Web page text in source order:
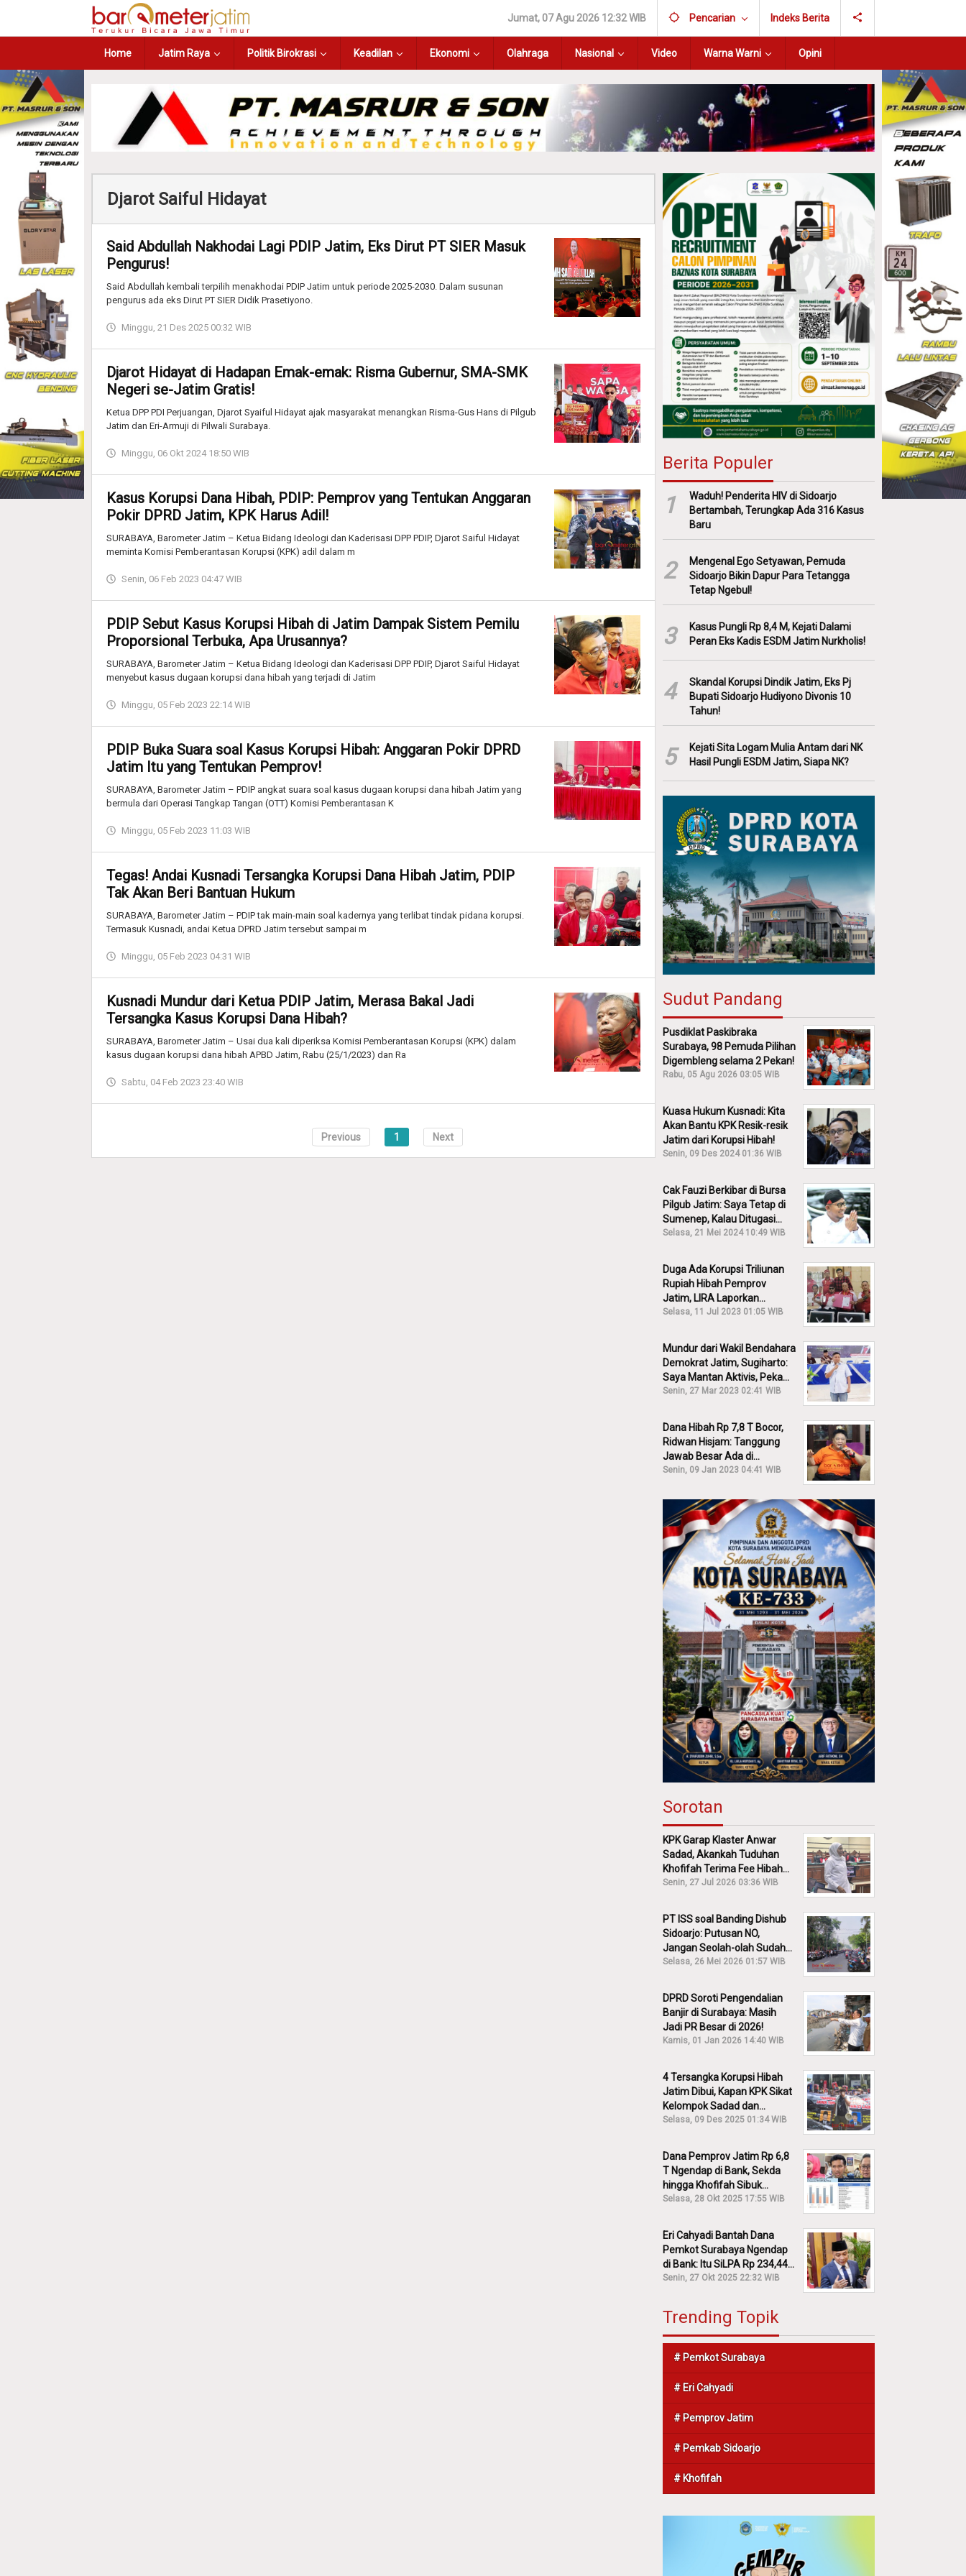
Jumat, 07 Agu 2026 12:32 WIB Pencarian Indeks Berita
Home Jatim Raya Politik Birokrasi Keadilan Ekonomi Olahraga Nasional Video Warna Warni Opini
Djarot Saiful Hidayat
Said Abdullah Nakhodai Lagi PDIP Jatim, Eks Dirut PT SIER Masuk
Pengurus!
Said Abdullah kembali terpilih menakhodai PDIP Jatim untuk periode 2025-2030. Dalam susunan
pengurus ada eks Dirut PT SIER Didik Prasetiyono.
Minggu, 21 Des 2025 00:32 WIB
Djarot Hidayat di Hadapan Emak-emak: Risma Gubernur, SMA-SMK
Negeri se-Jatim Gratis!
Ketua DPP PDI Perjuangan, Djarot Syaiful Hidayat ajak masyarakat menangkan Risma-Gus Hans di Pilgub
Jatim dan Eri-Armuji di Pilwali Surabaya.
Minggu, 06 Okt 2024 18:50 WIB
Kasus Korupsi Dana Hibah, PDIP: Pemprov yang Tentukan Anggaran
Pokir DPRD Jatim, KPK Harus Adil!
SURABAYA, Barometer Jatim – Ketua Bidang Ideologi dan Kaderisasi DPP PDIP, Djarot Saiful Hidayat
meminta Komisi Pemberantasan Korupsi (KPK) adil dalam m
Senin, 06 Feb 2023 04:47 WIB
PDIP Sebut Kasus Korupsi Hibah di Jatim Dampak Sistem Pemilu
Proporsional Terbuka, Apa Urusannya?
SURABAYA, Barometer Jatim – Ketua Bidang Ideologi dan Kaderisasi DPP PDIP, Djarot Saiful Hidayat
menyebut kasus dugaan korupsi dana hibah yang terjadi di Jatim
Minggu, 05 Feb 2023 22:14 WIB
PDIP Buka Suara soal Kasus Korupsi Hibah: Anggaran Pokir DPRD
Jatim Itu yang Tentukan Pemprov!
SURABAYA, Barometer Jatim – PDIP angkat suara soal kasus dugaan korupsi dana hibah Jatim yang
bermula dari Operasi Tangkap Tangan (OTT) Komisi Pemberantasan K
Minggu, 05 Feb 2023 11:03 WIB
Tegas! Andai Kusnadi Tersangka Korupsi Dana Hibah Jatim, PDIP
Tak Akan Beri Bantuan Hukum
SURABAYA, Barometer Jatim – PDIP tak main-main soal kadernya yang terlibat tindak pidana korupsi.
Termasuk Kusnadi, andai Ketua DPRD Jatim tersebut sampai m
Minggu, 05 Feb 2023 04:31 WIB
Kusnadi Mundur dari Ketua PDIP Jatim, Merasa Bakal Jadi
Tersangka Kasus Korupsi Dana Hibah?
SURABAYA, Barometer Jatim – Usai dua kali diperiksa Komisi Pemberantasan Korupsi (KPK) dalam
kasus dugaan korupsi dana hibah APBD Jatim, Rabu (25/1/2023) dan Ra
Sabtu, 04 Feb 2023 23:40 WIB
Previous 1 Next
Berita Populer
1
Waduh! Penderita HIV di Sidoarjo
Bertambah, Terungkap Ada 316 Kasus
Baru
2
Mengenal Ego Setyawan, Pemuda
Sidoarjo Bikin Dapur Para Tetangga
Tetap Ngebul!
3
Kasus Pungli Rp 8,4 M, Kejati Dalami
Peran Eks Kadis ESDM Jatim Nurkholis!
4
Skandal Korupsi Dindik Jatim, Eks Pj
Bupati Sidoarjo Hudiyono Divonis 10
Tahun!
5
Kejati Sita Logam Mulia Antam dari NK
Hasil Pungli ESDM Jatim, Siapa NK?
Sudut Pandang
Pusdiklat Paskibraka
Surabaya, 98 Pemuda Pilihan
Digembleng selama 2 Pekan!
Rabu, 05 Agu 2026 03:05 WIB
Kuasa Hukum Kusnadi: Kita
Akan Bantu KPK Resik-resik
Jatim dari Korupsi Hibah!
Senin, 09 Des 2024 01:36 WIB
Cak Fauzi Berkibar di Bursa
Pilgub Jatim: Saya Tetap di
Sumenep, Kalau Ditugasi
Partai Lain Cerita!
Selasa, 21 Mei 2024 10:49 WIB
Duga Ada Korupsi Triliunan
Rupiah Hibah Pemprov
Jatim, LIRA Laporkan
Khofifah ke KPK: Dia Harus
Selasa, 11 Jul 2023 01:05 WIB
Mundur dari Wakil Bendahara
Demokrat Jatim, Sugiharto:
Saya Mantan Aktivis, Peka
Sekali Kalau Ada yang
Senin, 27 Mar 2023 02:41 WIB
Dana Hibah Rp 7,8 T Bocor,
Ridwan Hisjam: Tanggung
Jawab Besar Ada di
Pemprov, Bukan DPRD Jatim!
Senin, 09 Jan 2023 04:41 WIB
Sorotan
KPK Garap Klaster Anwar
Sadad, Akankah Tuduhan
Khofifah Terima Fee Hibah
30% Diusut?
Senin, 27 Jul 2026 03:36 WIB
PT ISS soal Banding Dishub
Sidoarjo: Putusan NO,
Jangan Seolah-olah Sudah
Menang!
Selasa, 26 Mei 2026 01:57 WIB
DPRD Soroti Pengendalian
Banjir di Surabaya: Masih
Jadi PR Besar di 2026!
Kamis, 01 Jan 2026 14:40 WIB
4 Tersangka Korupsi Hibah
Jatim Dibui, Kapan KPK Sikat
Kelompok Sadad dan
Iskandar?
Selasa, 09 Des 2025 01:34 WIB
Dana Pemprov Jatim Rp 6,8
T Ngendap di Bank, Sekda
hingga Khofifah Sibuk
Membantah!
Selasa, 28 Okt 2025 17:55 WIB
Eri Cahyadi Bantah Dana
Pemkot Surabaya Ngendap
di Bank: Itu SiLPA Rp 234,44
M!
Senin, 27 Okt 2025 22:32 WIB
Trending Topik
# Pemkot Surabaya
# Eri Cahyadi
# Pemprov Jatim
# Pemkab Sidoarjo
# Khofifah